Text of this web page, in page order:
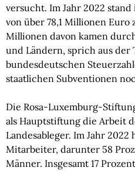
versucht. Im Jahr 2022
von über 78,1 Millionen Euro
Millionen davon kamen
und Ländern, sprich aus der
bundesdeutschen
staatlichen Subventionen
Die Rosa-Luxemburg-
als Hauptstiftung die Arbeit
Landesableger. Im Jahr
Mitarbeiter, darunter 58
Männer. Insgesamt 17